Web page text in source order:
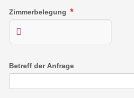
Zimmerbelegung
Betreff der Anfrage